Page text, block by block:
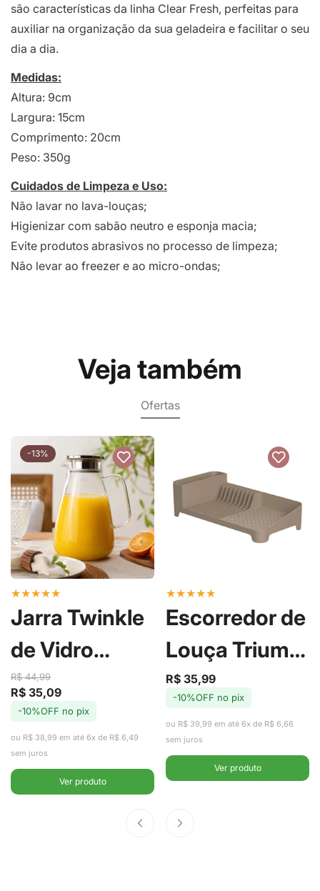
são características da linha Clear Fresh, perfeitas para
auxiliar na organização da sua geladeira e facilitar o seu
dia a dia.
Medidas:
Altura: 9cm
Largura: 15cm
Comprimento: 20cm
Peso: 350g
Cuidados de Limpeza e Uso:
Não lavar no lava-louças;
Higienizar com sabão neutro e esponja macia;
Evite produtos abrasivos no processo de limpeza;
Não levar ao freezer e ao micro-ondas;
Veja também
Ofertas
-13%
★★★★★
Jarra Twinkle
de Vidro
Borossilicato
com Tampa
em Aço Inox
2,2L -
Preço
de
R$ 35,09
Preço
regular
R$ 44,99
-10%OFF no pix
ou R$ 38,99 em até 6x de R$ 6,49
sem juros
Ver produto
★★★★★
Escorredor de
Louça Trium
Compact
Marrom
Amêndoa -
Ou
Preço
de
R$ 35,99
Preço
regular
-10%OFF no pix
ou R$ 39,99 em até 6x de R$ 6,66
sem juros
Ver produto